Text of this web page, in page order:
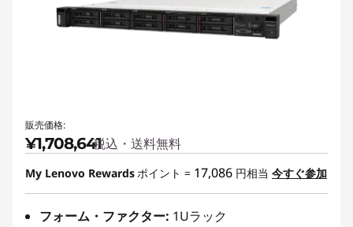
販売価格:
¥1,708,641税込・送料無料
My Lenovo Rewardsポイント = 17,086 円相当 今すぐ参加
フォーム・ファクター: 1Uラック